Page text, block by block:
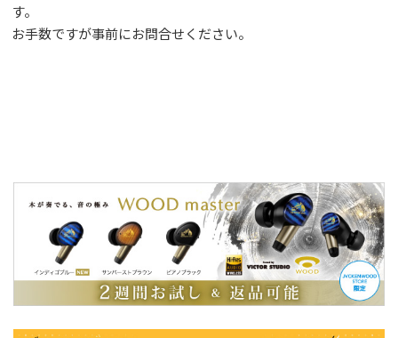
す。
お手数ですが事前にお問合せください。